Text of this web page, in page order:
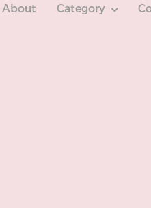
About Category